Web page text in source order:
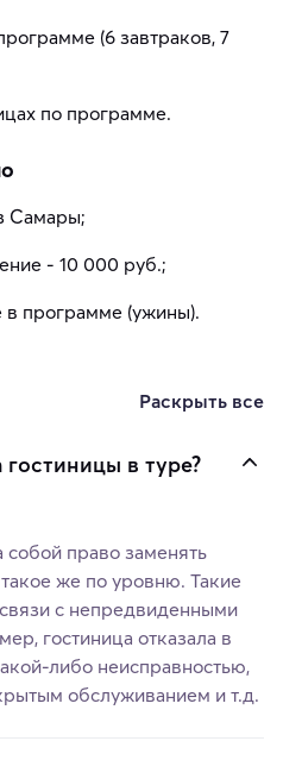
(6 завтраков, 7
по программе.
Самары;
- 10 000 руб.;
в программе (ужины).
Раскрыть все
в туре?
собой право заменять
же по уровню. Такие
с непредвиденными
гостиница отказала в
либо неисправностью,
обслуживанием и т.д.